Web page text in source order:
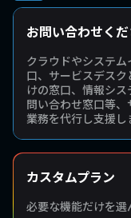
お問い合わせくだ
クラウドやシステ
口、サービスデス
けの窓口、情報シ
問い合わせ窓口等
業務を代行し支援し
カスタムプラン
必要な機能だけを選